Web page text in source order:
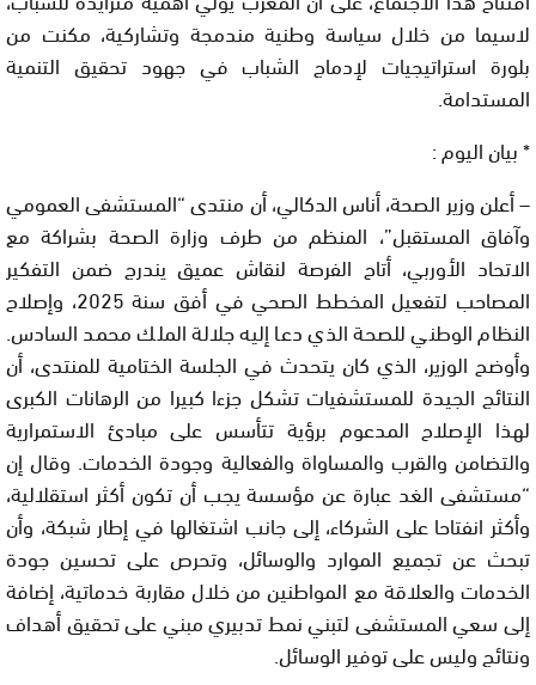
لاسيما من خلال سياسة وطنية مندمجة وتشاركية، مكنت من
بلورة استراتيجيات لإدماج الشباب في جهود تحقيق التنمية
المستدامة.
* بيان اليوم :
– أعلن وزير الصحة، أناس الدكالي، أن منتدى “المستشفى العمومي
وآفاق المستقبل”، المنظم من طرف وزارة الصحة بشراكة مع
الاتحاد الأوربي، أتاح الفرصة لنقاش عميق يندرج ضمن التفكير
المصاحب لتفعيل المخطط الصحي في أفق سنة 2025، وإصلاح
النظام الوطني للصحة الذي دعا إليه جلالة الملك محمد السادس.
وأوضح الوزير، الذي كان يتحدث في الجلسة الختامية للمنتدى، أن
النتائج الجيدة للمستشفيات تشكل جزءا كبيرا من الرهانات الكبرى
لهذا الإصلاح المدعوم برؤية تتأسس على مبادئ الاستمرارية
والتضامن والقرب والمساواة والفعالية وجودة الخدمات. وقال إن
“مستشفى الغد عبارة عن مؤسسة يجب أن تكون أكثر استقلالية،
وأكثر انفتاحا على الشركاء، إلى جانب اشتغالها في إطار شبكة، وأن
تبحث عن تجميع الموارد والوسائل، وتحرص على تحسين جودة
الخدمات والعلاقة مع المواطنين من خلال مقاربة خدماتية، إضافة
إلى سعي المستشفى لتبني نمط تدبيري مبني على تحقيق أهداف
ونتائج وليس على توفير الوسائل.